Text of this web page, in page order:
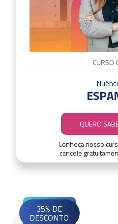
CURSO
QUERO
Conheça nosso
cancele
35% DE
DESCONTO